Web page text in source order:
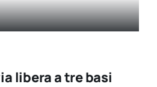
libera a tre basi